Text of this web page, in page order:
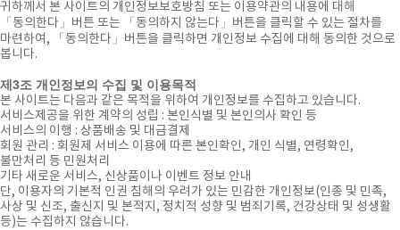
귀하께서 본 사이트의 개인정보보호방침 또는 이용약관의 내용에 대해
「동의한다」버튼 또는 「동의하지 않는다」버튼을 클릭할 수 있는 절차를
마련하여, 「동의한다」버튼을 클릭하면 개인정보 수집에 대해 동의한 것으로
봅니다.
제3조 개인정보의 수집 및 이용목적
본 사이트는 다음과 같은 목적을 위하여 개인정보를 수집하고 있습니다.
서비스제공을 위한 계약의 성립 : 본인식별 및 본인의사 확인 등
서비스의 이행 : 상품배송 및 대금결제
회원 관리 : 회원제 서비스 이용에 따른 본인확인, 개인 식별, 연령확인,
불만처리 등 민원처리
기타 새로운 서비스, 신상품이나 이벤트 정보 안내
단, 이용자의 기본적 인권 침해의 우려가 있는 민감한 개인정보(인종 및 민족,
사상 및 신조, 출신지 및 본적지, 정치적 성향 및 범죄기록, 건강상태 및 성생활
등)는 수집하지 않습니다.